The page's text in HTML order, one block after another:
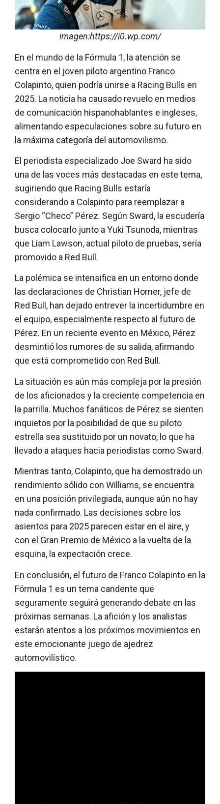
imagen:https://i0.wp.com/
En el mundo de la Fórmula 1, la atención se
centra en el joven piloto argentino Franco
Colapinto, quien podría unirse a Racing Bulls en
2025. La noticia ha causado revuelo en medios
de comunicación hispanohablantes e ingleses,
alimentando especulaciones sobre su futuro en
la máxima categoría del automovilismo.
El periodista especializado Joe Sward ha sido
una de las voces más destacadas en este tema,
sugiriendo que Racing Bulls estaría
considerando a Colapinto para reemplazar a
Sergio “Checo” Pérez. Según Sward, la escudería
busca colocarlo junto a Yuki Tsunoda, mientras
que Liam Lawson, actual piloto de pruebas, sería
promovido a Red Bull.
La polémica se intensifica en un entorno donde
las declaraciones de Christian Horner, jefe de
Red Bull, han dejado entrever la incertidumbre en
el equipo, especialmente respecto al futuro de
Pérez. En un reciente evento en México, Pérez
desmintió los rumores de su salida, afirmando
que está comprometido con Red Bull.
La situación es aún más compleja por la presión
de los aficionados y la creciente competencia en
la parrilla. Muchos fanáticos de Pérez se sienten
inquietos por la posibilidad de que su piloto
estrella sea sustituido por un novato, lo que ha
llevado a ataques hacia periodistas como Sward.
Mientras tanto, Colapinto, que ha demostrado un
rendimiento sólido con Williams, se encuentra
en una posición privilegiada, aunque aún no hay
nada confirmado. Las decisiones sobre los
asientos para 2025 parecen estar en el aire, y
con el Gran Premio de México a la vuelta de la
esquina, la expectación crece.
En conclusión, el futuro de Franco Colapinto en la
Fórmula 1 es un tema candente que
seguramente seguirá generando debate en las
próximas semanas. La afición y los analistas
estarán atentos a los próximos movimientos en
este emocionante juego de ajedrez
automovilístico.